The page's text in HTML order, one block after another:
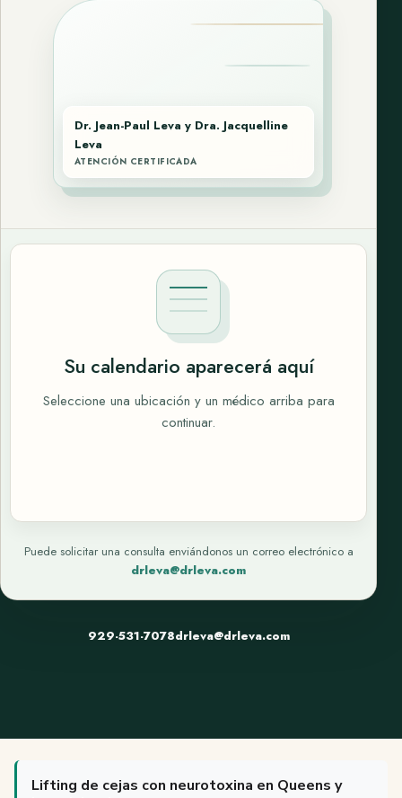
Dr. Jean-Paul Leva y Dra. Jacquelline
Leva
ATENCIÓN CERTIFICADA
Su calendario aparecerá aquí
Seleccione una ubicación y un médico arriba para
continuar.
Puede solicitar una consulta enviándonos un correo electrónico a
drleva@drleva.com
929-531-7078drleva@drleva.com
Lifting de cejas con neurotoxina en Queens y